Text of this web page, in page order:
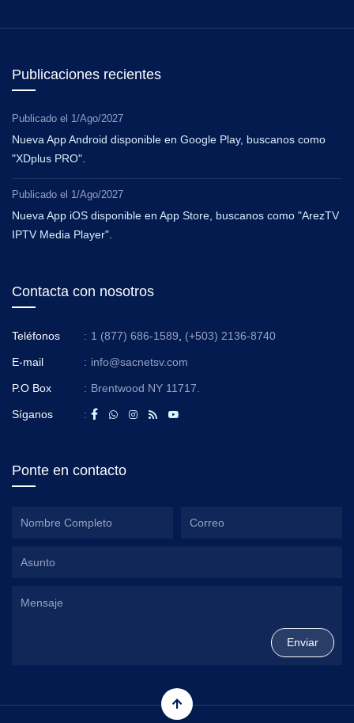
Publicaciones recientes
Publicado el 1/Ago/2027
Nueva App Android disponible en Google Play, buscanos como
"XDplus PRO".
Publicado el 1/Ago/2027
Nueva App iOS disponible en App Store, buscanos como "ArezTV
IPTV Media Player".
Contacta con nosotros
Teléfonos : 1 (877) 686-1589 (+503) 2136-8740
E-mail : info@sacnetsv.com
P.O Box : Brentwood NY 11717.
Síganos :
Ponte en contacto